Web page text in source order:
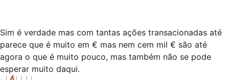
Sim é verdade mas com tantas ações transacionadas até
parece que é muito em € mas nem cem mil € são até
agora o que é muito pouco, mas também não se pode
esperar muito daqui.